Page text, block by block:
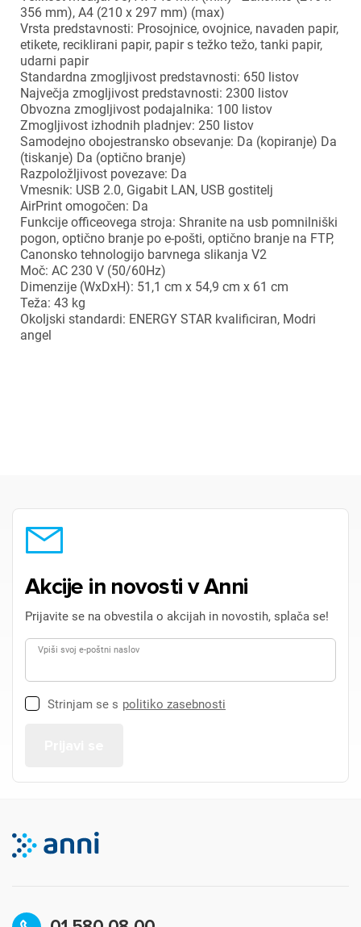
356 mm), A4 (210 x 297 mm) (max)
Vrsta predstavnosti: Prosojnice, ovojnice, navaden papir,
etikete, reciklirani papir, papir s težko težo, tanki papir,
udarni papir
Standardna zmogljivost predstavnosti: 650 listov
Največja zmogljivost predstavnosti: 2300 listov
Obvozna zmogljivost podajalnika: 100 listov
Zmogljivost izhodnih pladnjev: 250 listov
Samodejno obojestransko obsevanje: Da (kopiranje) Da
(tiskanje) Da (optično branje)
Razpoložljivost povezave: Da
Vmesnik: USB 2.0, Gigabit LAN, USB gostitelj
AirPrint omogočen: Da
Funkcije officeovega stroja: Shranite na usb pomnilniški
pogon, optično branje po e-pošti, optično branje na FTP,
Canonsko tehnologijo barvnega slikanja V2
Moč: AC 230 V (50/60Hz)
Dimenzije (WxDxH): 51,1 cm x 54,9 cm x 61 cm
Teža: 43 kg
Okoljski standardi: ENERGY STAR kvalificiran, Modri
angel
Akcije in novosti v Anni
Prijavite se na obvestila o akcijah in novostih, splača se!
Vpiši svoj e-poštni naslov
Strinjam se s politiko zasebnosti
Prijava ×
Za dodajanje na seznam želja morate biti prijavljeni.
Prekliči Prijava